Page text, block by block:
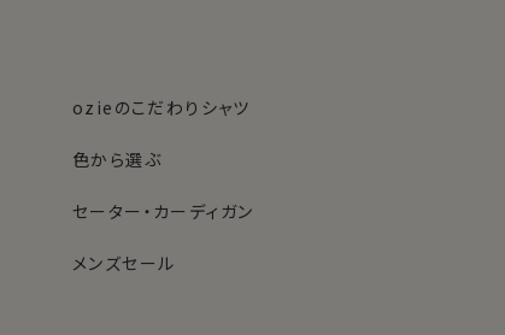
ozieのこだわりシャツ
色から選ぶ
セーター・カーディガン
メンズセール